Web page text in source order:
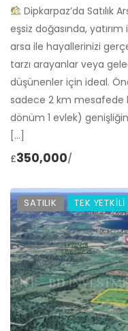
Dipkarpaz’da Satılık
eşsiz doğasında,
arsa ile hayallerinizi
tarzı arayanlar veya
düşünenler için ideal.
sadece 2 km mesafede
dönüm 1 evlek)
[…]
£350,000/
SATILIK TEK YETKİLİ